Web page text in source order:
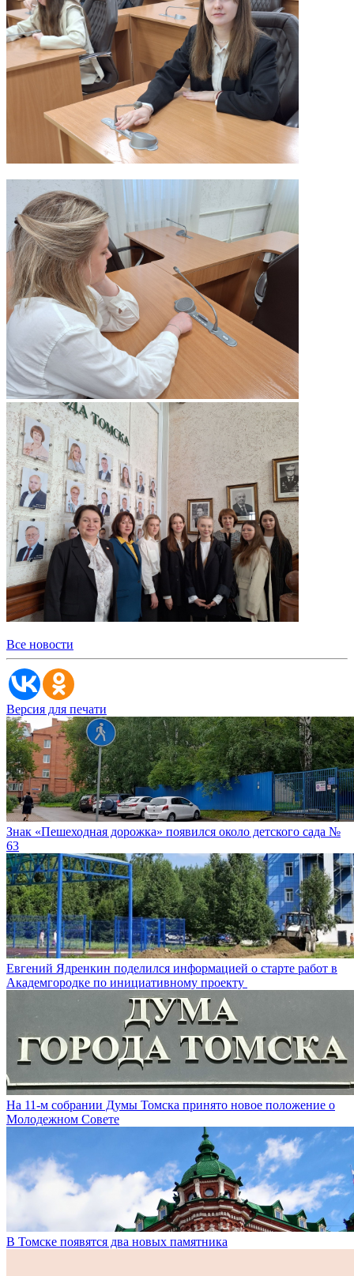
Все новости
Версия для печати
Знак «Пешеходная дорожка» появился около детского сада №
63
Евгений Ядренкин поделился информацией о старте работ в
Академгородке по инициативному проекту
На 11-м собрании Думы Томска принято новое положение о
Молодежном Совете
В Томске появятся два новых памятника